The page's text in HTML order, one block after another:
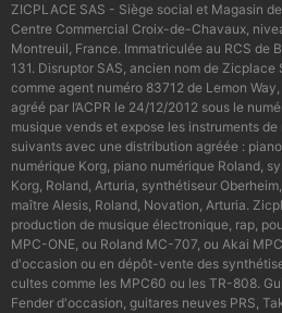
ZICPLACE SAS - Siège social et Magasin
Centre Commercial Croix-de-Chavaux,
Montreuil, France. Immatriculée au RCS de
131. Disruptor SAS, ancien nom de Zicplace
comme agent numéro 83712 de Lemon
agréé par l’ACPR le 24/12/2012 sous le
musique vends et expose les instruments
suivants avec une distribution agréée :
numérique Korg, piano numérique Roland,
Korg, Roland, Arturia, synthétiseur
maître Alesis, Roland, Novation, Arturia.
production de musique électronique, rap,
MPC-ONE, ou Roland MC-707, ou Akai
d'occasion ou en dépôt-vente des
cultes comme les MPC60 ou les TR-808.
Fender d'occasion, guitares neuves PRS,